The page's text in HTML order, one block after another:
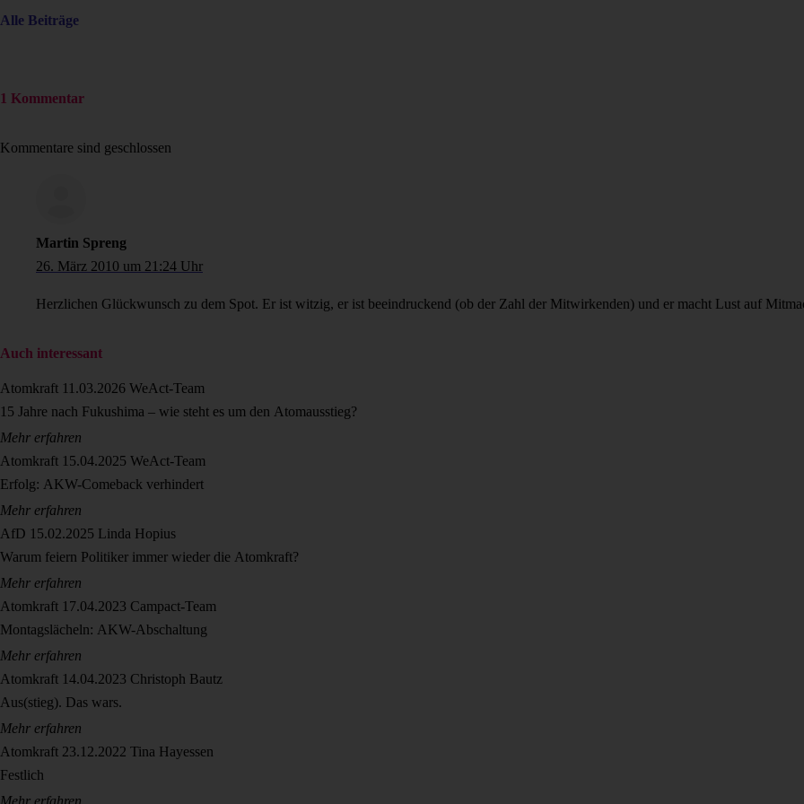
Alle Beiträge
1 Kommentar
Kommentare sind geschlossen
Martin Spreng
26. März 2010 um 21:24 Uhr
Herzlichen Glückwunsch zu dem Spot. Er ist witzig, er ist beeindruckend (ob der Zahl der Mitwirkenden) und er macht Lust auf
Auch interessant
Atomkraft 11.03.2026 WeAct-Team
15 Jahre nach Fukushima – wie steht es um den Atomausstieg?
Mehr erfahren
Atomkraft 15.04.2025 WeAct-Team
Erfolg: AKW-Comeback verhindert
Mehr erfahren
AfD 15.02.2025 Linda Hopius
Warum feiern Politiker immer wieder die Atomkraft?
Mehr erfahren
Atomkraft 17.04.2023 Campact-Team
Montagslächeln: AKW-Abschaltung
Mehr erfahren
Atomkraft 14.04.2023 Christoph Bautz
Aus(stieg). Das wars.
Mehr erfahren
Atomkraft 23.12.2022 Tina Hayessen
Festlich
Mehr erfahren